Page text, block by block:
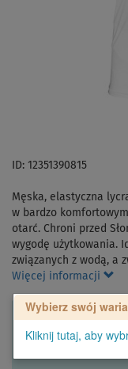
ID: 12351390815
Męska, elastyczna
w bardzo
otarć. Chroni przed
wygodę użytkowania.
związanych z wodą, a
Więcej informacji
Wybierz swój
Kliknij tutaj, aby